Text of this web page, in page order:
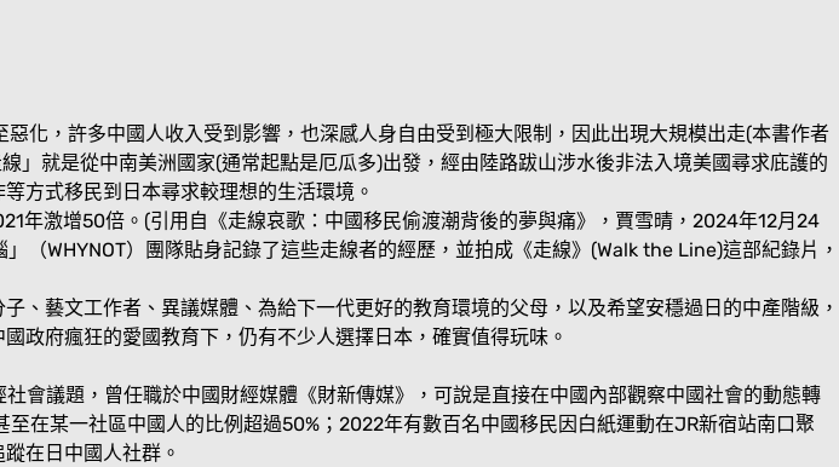
化，許多中國人收入受到影響，也深感人身自由受到極大限制，因此出現大規模出走(本書作者
就是從中南美洲國家(通常起點是厄瓜多)出發，經由陸路跋山涉水後非法入境美國尋求庇護的
方式移民到日本尋求較理想的生活環境。
年激增50倍。(引用自《走線哀歌：中國移民偷渡潮背後的夢與痛》，賈雪晴，2024年12月24
（WHYNOT）團隊貼身記錄了這些走線者的經歷，並拍成《走線》(Walk the Line)這部紀錄片，
藝文工作者、異議媒體、為給下一代更好的教育環境的父母，以及希望安穩過日的中產階級，
政府瘋狂的愛國教育下，仍有不少人選擇日本，確實值得玩味。
會議題，曾任職於中國財經媒體《財新傳媒》，可說是直接在中國內部觀察中國社會的動態轉
在某一社區中國人的比例超過50%；2022年有數百名中國移民因白紙運動在JR新宿站南口聚
在日中國人社群。